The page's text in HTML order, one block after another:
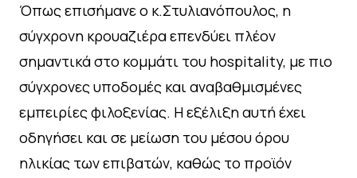
Όπως επισήμανε ο κ.Στυλιανόπουλος, η
σύγχρονη κρουαζιέρα επενδύει πλέον
σημαντικά στο κομμάτι του hospitality, με πιο
σύγχρονες υποδομές και αναβαθμισμένες
εμπειρίες φιλοξενίας. Η εξέλιξη αυτή έχει
οδηγήσει και σε μείωση του μέσου όρου
ηλικίας των επιβατών, καθώς το προϊόν